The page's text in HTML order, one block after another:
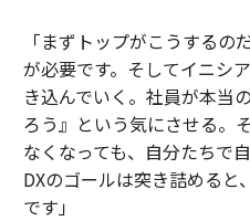
「まずトップがこうするの
が必要です。そしてイニシ
き込んでいく。社員が本当
ろう』という気にさせる。
なくなっても、自分たちで
DXのゴールは突き詰める
です」